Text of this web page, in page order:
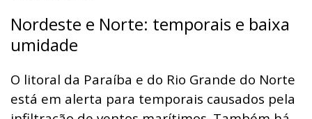
Nordeste e Norte: temporais e baixa
umidade
O litoral da Paraíba e do Rio Grande do Norte
está em alerta para temporais causados pela